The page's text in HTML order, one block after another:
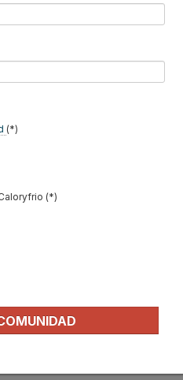
en el contenido
2019
(*)
(*)